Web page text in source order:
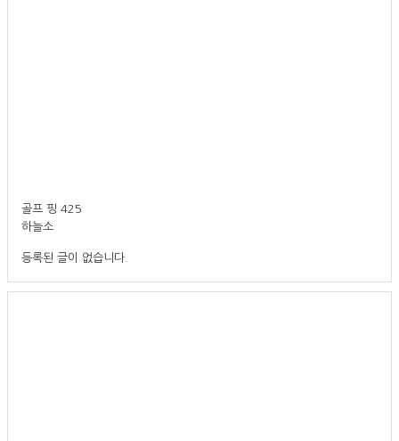
골프 핑 425
하늘소
등록된 글이 없습니다.